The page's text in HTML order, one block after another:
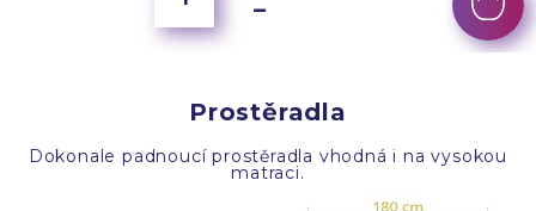
Prostěradla
Dokonale padnoucí prostěradla vhodná i na vysokou
matraci.